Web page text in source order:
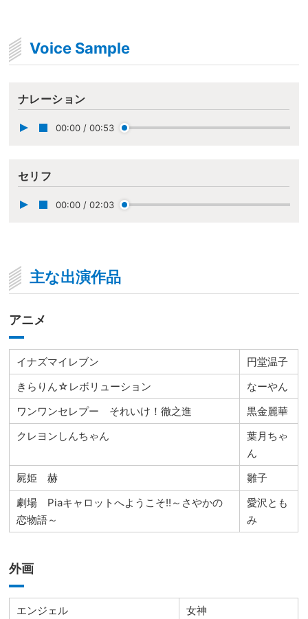
Voice Sample
ナレーション
00:00 / 00:53
セリフ
00:00 / 02:03
主な出演作品
アニメ
イナズマイレブン
円堂温子
きらりん☆レボリューション
なーやん
ワンワンセレプー それいけ！徹之進
黒金麗華
クレヨンしんちゃん
葉月ちゃ
ん
屍姫 赫
雛子
劇場 Piaキャロットへようこそ!!～さやかの
恋物語～
愛沢とも
み
外画
エンジェル
女神